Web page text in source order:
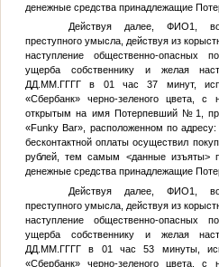
денежные средства принадлежащие
Действуя далее, ФИО1
,
преступного умысла, действуя из
наступление общественно-опасных
ущерба собственнику и желая
ДД.ММ.ГГГГв 01 час 37 минут,
«Сбербанк» черно-зеленого цвета, с
открытым на имя Потерпевший №1
,
«Funky Bar», расположенном по
бесконтактной оплаты осуществил
рублей, тем самым <данные изъяты>
денежные средства принадлежащие
Действуя далее, ФИО1
,
преступного умысла, действуя из
наступление общественно-опасных
ущерба собственнику и желая
ДД.ММ.ГГГГв 01 час 53 минуты,
«Сбербанк» черно-зеленого цвета, с